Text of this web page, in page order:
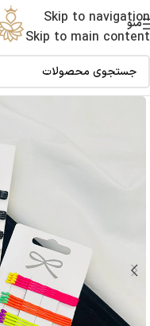
Skip to navigation
Skip to main content
منو